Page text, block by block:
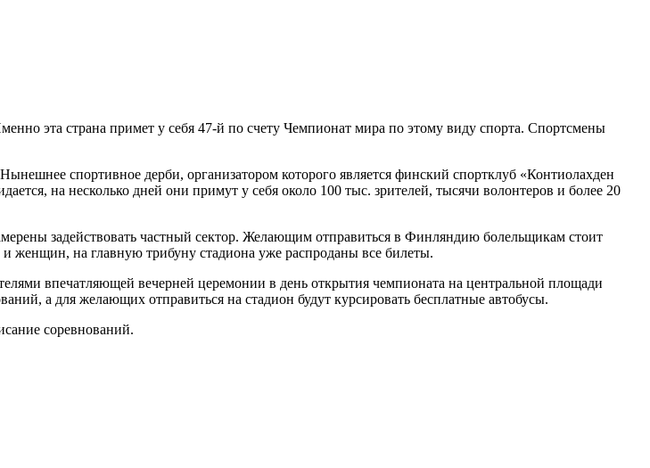
эта страна примет у себя 47-й по счету Чемпионат мира по этому виду спорта. Спортсмены
спортивное дерби, организатором которого является финский спортклуб «Контиолахден
на несколько дней они примут у себя около 100 тыс. зрителей, тысячи волонтеров и более 20
задействовать частный сектор. Желающим отправиться в Финляндию болельщикам стоит
женщин, на главную трибуну стадиона уже распроданы все билеты.
впечатляющей вечерней церемонии в день открытия чемпионата на центральной площади
а для желающих отправиться на стадион будут курсировать бесплатные автобусы.
соревнований.